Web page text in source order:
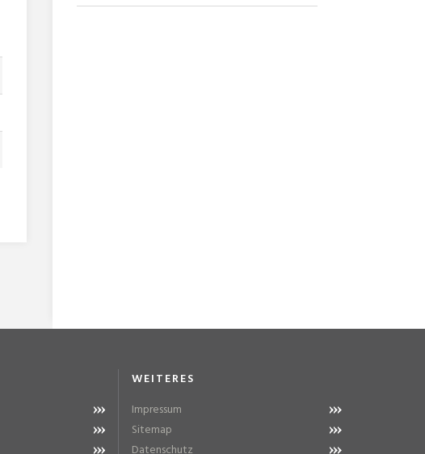
WEITERES
Impressum
Sitemap
Datenschutz